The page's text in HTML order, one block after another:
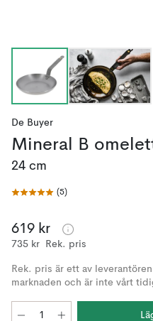
De Buyer
Mineral B
24 cm
(5)
619 kr
735 kr Rek. pris
Rek. pris är ett av
marknaden och är inte vårt